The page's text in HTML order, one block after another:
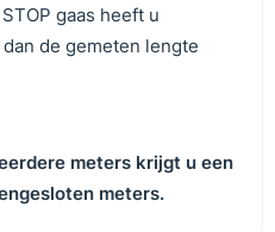
gaas heeft u
de gemeten lengte
meters krijgt u een
meters.